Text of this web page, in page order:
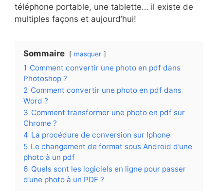
téléphone portable, une tablette… il existe de
multiples façons et aujourd’hui!
Sommaire masquer
1 Comment convertir une photo en pdf dans
Photoshop ?
2 Comment convertir une photo en pdf dans
Word ?
3 Comment transformer une photo en pdf sur
Chrome ?
4 La procédure de conversion sur Iphone
5 Le changement de format sous Android d’une
photo à un pdf
6 Quels sont les logiciels en ligne pour passer
d’une photo à un PDF ?